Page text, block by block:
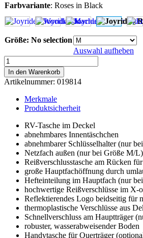
Farbvariante: Roses in Black
Größe: No selection
Auswahl aufheben
Joyride
-
Roses
in
Black
Menge
In den Warenkorb
Artikelnummer: 019814
Merkmale
Produktsicherheit
RV-Tasche im Deckel
abnehmbares Innentäschchen
abnehmbarer Schlüsselhalter (nur
Netzfach außen (nur bei Größe M/L)
Reißverschlusstasche am Rücken
große Hauptfachöffnung durch
Hefteinteilung im Hauptfach (nur
hochwertige Reißverschlüsse im X-
Reflektierendes Logo beidseitig für
thermoplastische Verschlüsse aus
Schnellverschluss am Hauptträger
robuster, wasserabweisender Boden
Handytasche für Querträger